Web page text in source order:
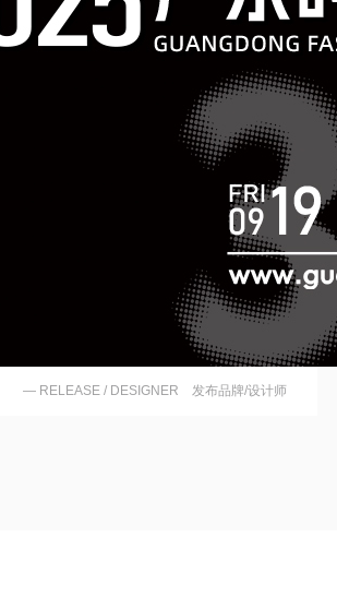
— RELEASE / DESIGNER 发布品牌/设计师